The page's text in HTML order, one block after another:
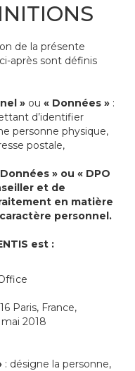
de la présente
après sont définis
» ou « Données » :
d’identifier
personne physique,
postale,
» ou « DPO
et de
en matière
personnel.
est :
Paris, France,
2018
: désigne la personne,